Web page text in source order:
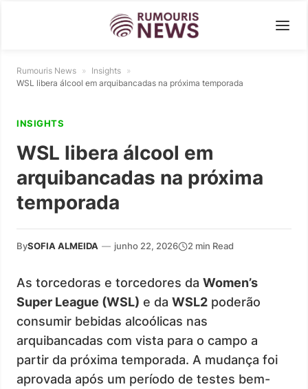
Rumouris News » Insights »
WSL libera álcool em arquibancadas na próxima temporada
INSIGHTS
WSL libera álcool em
arquibancadas na próxima
temporada
BySOFIA ALMEIDA — junho 22, 2026 2 min Read
As torcedoras e torcedores da Women’s
Super League (WSL) e da WSL2 poderão
consumir bebidas alcoólicas nas
arquibancadas com vista para o campo a
partir da próxima temporada. A mudança foi
aprovada após um período de testes bem-